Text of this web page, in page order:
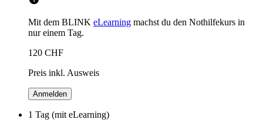
Mit dem BLINK eLearning machst du den Nothilfekurs in
nur einem Tag.
120 CHF
Preis inkl. Ausweis
Anmelden
1 Tag (mit eLearning)